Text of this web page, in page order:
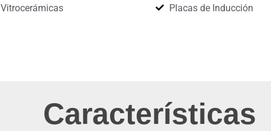
Vitrocerámicas Placas de Inducción
Características